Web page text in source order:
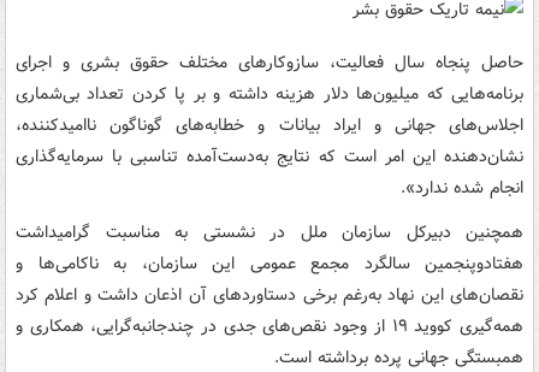
حاصل پنجاه سال فعالیت، سازوکارهای مختلف حقوق بشری و اجرای
برنامه‌هایی که میلیون‌ها دلار هزینه داشته و بر پا کردن تعداد بی‌شماری
اجلاس‌های جهانی و ایراد بیانات و خطابه‌های گوناگون ناامیدکننده،
نشان‌دهنده این امر است که نتایج به‌دست‌آمده تناسبی با سرمایه‌گذاری
انجام شده ندارد».
همچنین دبیرکل سازمان ملل در نشستی به مناسبت گرامیداشت
هفتادوپنجمین سالگرد مجمع عمومی این سازمان، به ناکامی‌ها و
نقصان‌های این نهاد به‌رغم برخی دستاوردهای آن اذعان داشت و اعلام کرد
همه‌گیری کووید ۱۹ از وجود نقص‌های جدی در چندجانبه‌گرایی، همکاری و
همبستگی جهانی پرده برداشته است.